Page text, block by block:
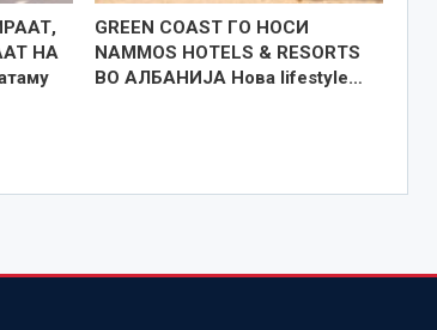
НА
GREEN COAST ГО НОСИ
NAMMOS HOTELS & RESORTS
ВО АЛБАНИЈА Нова lifestyle…